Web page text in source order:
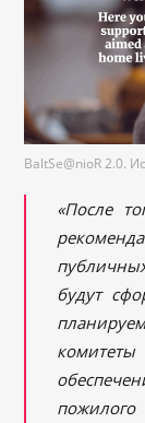
BaltSe@nioR 2.0.
«После
будут